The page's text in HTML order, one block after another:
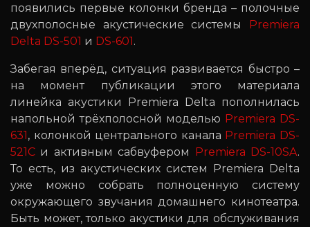
появились первые колонки бренда – полочные
двухполосные акустические системы Premiera
Delta DS-501 и DS-601.
Забегая вперёд, ситуация развивается быстро –
на момент публикации этого материала
линейка акустики Premiera Delta пополнилась
напольной трёхполосной моделью Premiera DS-
631, колонкой центрального канала Premiera DS-
521C и активным сабвуфером Premiera DS-10SA.
То есть, из акустических систем Premiera Delta
уже можно собрать полноценную систему
окружающего звучания домашнего кинотеатра.
Быть может, только акустики для обслуживания